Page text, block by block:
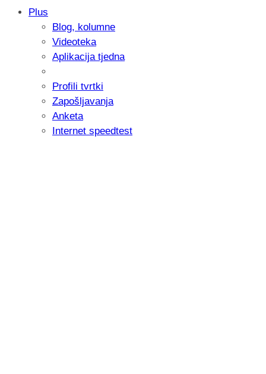
Samsung otkrio kako je nastajala
donijelo tanje i izdržljivije preklopne
Plus
Blog, kolumne
Videoteka
Aplikacija tjedna
Profili tvrtki
Zapošljavanja
Anketa
Internet speedtest